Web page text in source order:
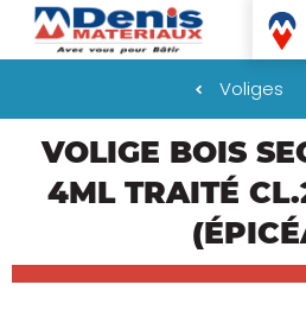
principal
Denis
Voliges
VOLIGE BOIS
4ML TRAITÉ